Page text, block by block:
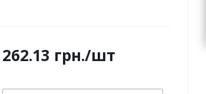
262.13 грн./шт